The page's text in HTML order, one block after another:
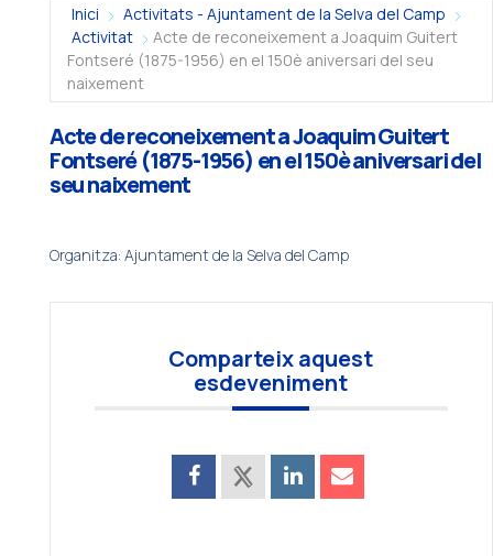
Inici
Activitats - Ajuntament de la Selva del Camp
Activitat
Acte de reconeixement a Joaquim Guitert
Fontseré (1875-1956) en el 150è aniversari del seu
naixement
Acte de reconeixement a Joaquim Guitert
Fontseré (1875-1956) en el 150è aniversari del
seu naixement
Organitza: Ajuntament de la Selva del Camp
Comparteix aquest
esdeveniment